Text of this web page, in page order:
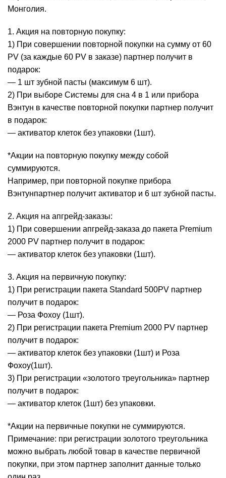
Монголия.
1. Акция на повторную покупку:
1) При совершении повторной покупки на сумму от 60
PV (за каждые 60 PV в заказе) партнер получит в
подарок:
— 1 шт зубной пасты (максимум 6 шт).
2) При выборе Системы для сна 4 в 1 или прибора
Вэнтун в качестве повторной покупки партнер получит
в подарок:
— активатор клеток без упаковки (1шт).
*Акции на повторную покупку между собой
суммируются.
Например, при повторной покупке прибора
Вэнтунпартнер получит активатор и 6 шт зубной пасты.
2. Акция на апгрейд-заказы:
1) При совершении апгрейд-заказа до пакета Premium
2000 PV партнер получит в подарок:
— активатор клеток без упаковки (1шт).
3. Акция на первичную покупку:
1) При регистрации пакета Standard 500PV партнер
получит в подарок:
— Роза Фохоу (1шт).
2) При регистрации пакета Premium 2000 PV партнер
получит в подарок:
— активатор клеток без упаковки (1шт) и Роза
Фохоу(1шт).
3) При регистрации «золотого треугольника» партнер
получит в подарок:
— активатор клеток (1шт) без упаковки.
*Акции на первичные покупки не суммируются.
Примечание: при регистрации золотого треугольника
можно выбрать любой товар в качестве первичной
покупки, при этом партнер заполнит данные только